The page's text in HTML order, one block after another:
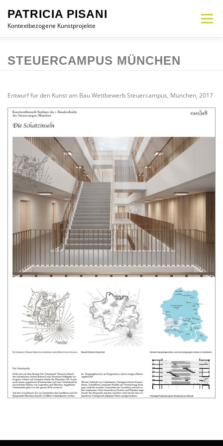
Inhalt
springen
PATRICIA PISANI
Kontextbezogene Kunstprojekte
Menü
MEMORIAL INTERVENTION INSTALLATION OBJEKT
KONTAKT DE
STEUERCAMPUS MÜNCHEN
Entwurf für den Kunst am Bau Wettbewerb Steuercampus, München, 2017